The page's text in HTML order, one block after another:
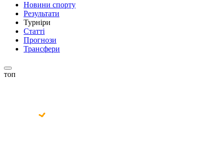
Новини спорту
Результати
Турніри
Статті
Прогнози
Трансфери
топ